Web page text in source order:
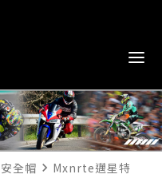
安全帽 navigate_next Mxnrte邁星特